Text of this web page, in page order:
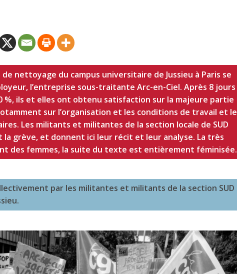
nettoyage du campus universitaire de Jussieu à Paris se
l’entreprise sous-traitante Arc-en-Ciel. Après 8 jours
%, ils et elles ont obtenu satisfaction sur la majeure partie
sur l’organisation et les conditions de travail et le
Les militants et militantes de la section locale de SUD
grève, et donnent ici leur récit et leur analyse. La très
des femmes, la suite du texte est entièrement féminisée.
par les militantes et militants de la section SUD